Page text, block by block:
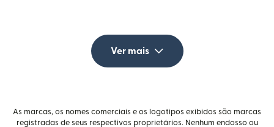
Ver mais
As marcas, os nomes comerciais e os logotipos exibidos são marcas
registradas de seus respectivos proprietários. Nenhum endosso ou